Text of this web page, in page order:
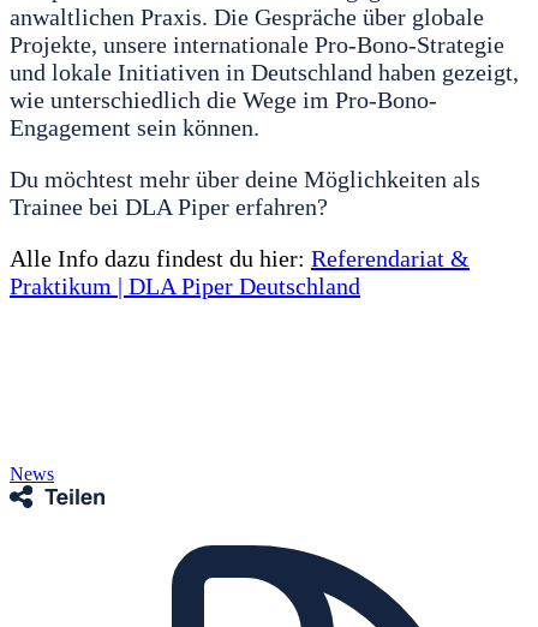
anwaltlichen Praxis. Die Gespräche über globale
Projekte, unsere internationale Pro-Bono-Strategie
und lokale Initiativen in Deutschland haben gezeigt,
wie unterschiedlich die Wege im Pro-Bono-
Engagement sein können.
Du möchtest mehr über deine Möglichkeiten als
Trainee bei DLA Piper erfahren?
Alle Info dazu findest du hier: Referendariat &
Praktikum | DLA Piper Deutschland
News